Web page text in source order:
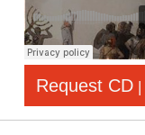
Request CD |